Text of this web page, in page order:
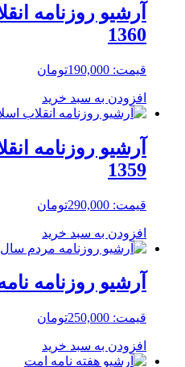
آرشیو روزنامه
1360
قیمت: 190,000تومان
افزودن به سبد خرید
آرشیو روزنامه
1359
قیمت: 290,000تومان
افزودن به سبد خرید
آرشیو روزنامه نامه
قیمت: 250,000تومان
افزودن به سبد خرید